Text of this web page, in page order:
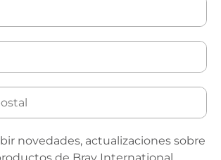
novedades, actualizaciones sobre